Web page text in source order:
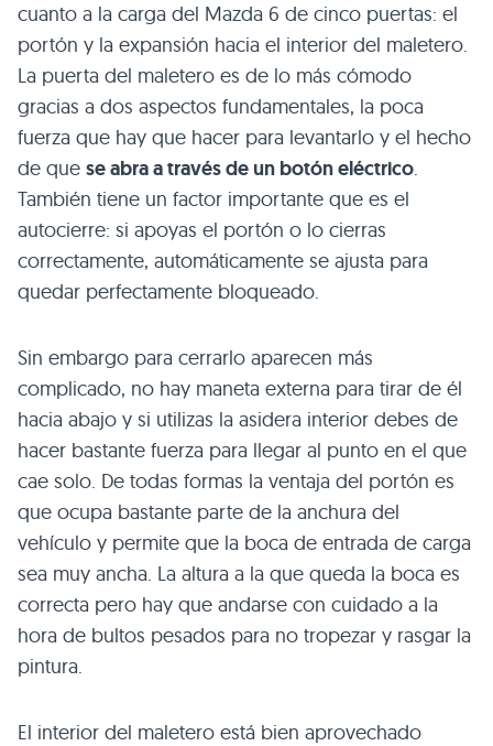
cuanto a la carga del Mazda 6 de cinco puertas: el
portón y la expansión hacia el interior del maletero.
La puerta del maletero es de lo más cómodo
gracias a dos aspectos fundamentales, la poca
fuerza que hay que hacer para levantarlo y el hecho
de que se abra a través de un botón eléctrico.
También tiene un factor importante que es el
autocierre: si apoyas el portón o lo cierras
correctamente, automáticamente se ajusta para
quedar perfectamente bloqueado.
Sin embargo para cerrarlo aparecen más
complicado, no hay maneta externa para tirar de él
hacia abajo y si utilizas la asidera interior debes de
hacer bastante fuerza para llegar al punto en el que
cae solo. De todas formas la ventaja del portón es
que ocupa bastante parte de la anchura del
vehículo y permite que la boca de entrada de carga
sea muy ancha. La altura a la que queda la boca es
correcta pero hay que andarse con cuidado a la
hora de bultos pesados para no tropezar y rasgar la
pintura.
El interior del maletero está bien aprovechado